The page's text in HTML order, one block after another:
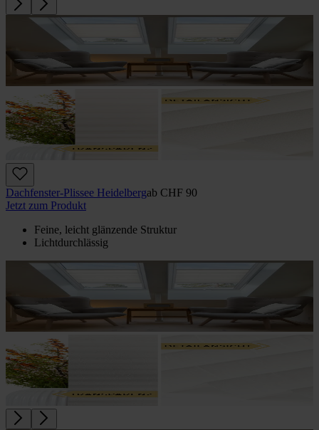
Dachfenster-Plissee Heidelbergab CHF 90
Jetzt zum Produkt
Feine, leicht glänzende Struktur
Lichtdurchlässig